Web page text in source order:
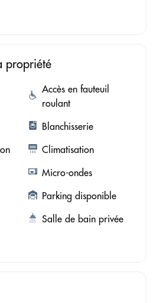
propriété
Accès en fauteuil
roulant
Blanchisserie
Climatisation
Micro-ondes
Parking disponible
Salle de bain privée